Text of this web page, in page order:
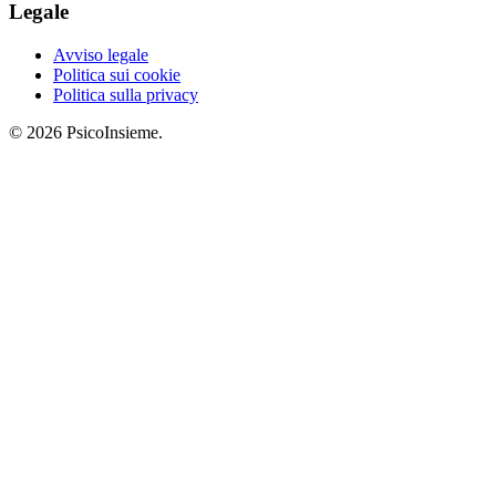
Legale
Avviso legale
Politica sui cookie
Politica sulla privacy
© 2026 PsicoInsieme.